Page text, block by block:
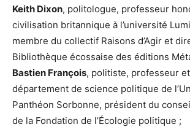
Keith Dixon, politologue, professeur
civilisation britannique à l’université
membre du collectif Raisons d’Agir et
Bibliothèque écossaise des éditions
Bastien François, politiste, professeur
département de science politique de
Panthéon Sorbonne, président du
de la Fondation de l’Écologie politique ;